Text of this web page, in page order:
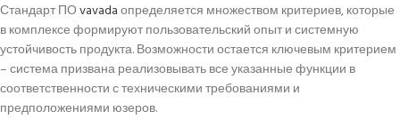
Стандарт ПОvavadaопределяется множеством критериев, которые
в комплексе формируют пользовательский опыт и системную
устойчивость продукта. Возможности остается ключевым критерием
– система призвана реализовывать все указанные функции в
соответственности с техническими требованиями и
предположениями юзеров.